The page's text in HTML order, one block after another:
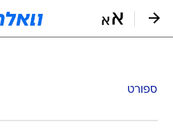
ספורט